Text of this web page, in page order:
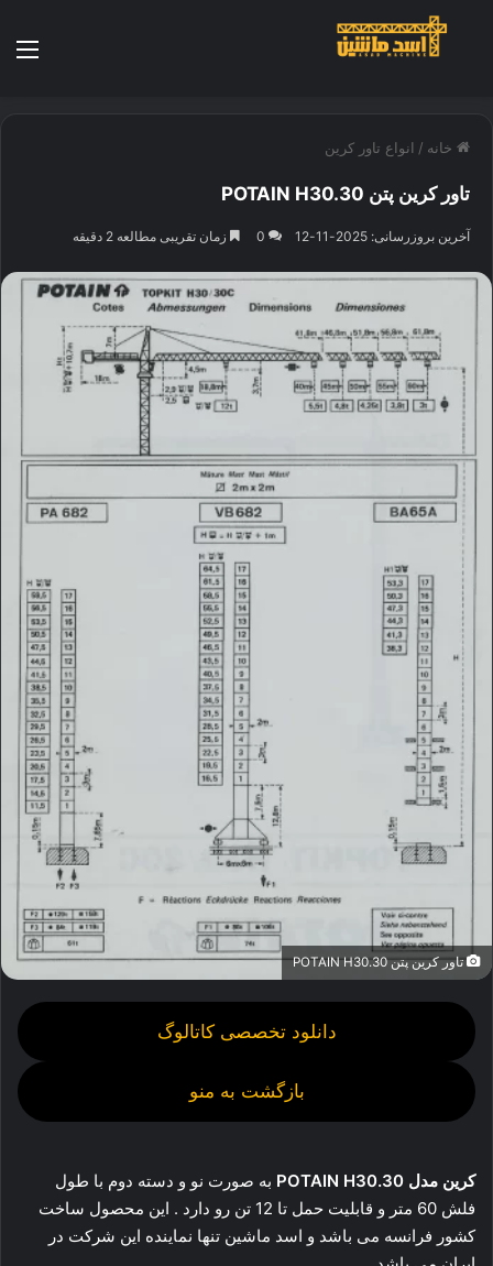
خانه / انواع تاور کرین
تاور کرین پتن POTAIN H30.30
آخرین بروزرسانی: 2025-11-12 0 زمان تقریبی مطالعه 2 دقیقه
تاور کرین پتن POTAIN H30.30
دانلود تخصصی کاتالوگ
بازگشت به منو
کرین مدل POTAIN H30.30
به صورت نو و دسته دوم با طول
فلش 60 متر و قابلیت حمل تا 12 تن رو دارد . این محصول ساخت
کشور فرانسه می باشد و اسد ماشین تنها نماینده این شرکت در